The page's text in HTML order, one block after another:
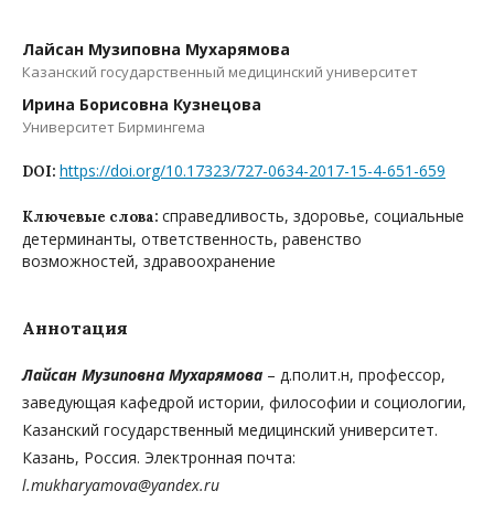
Лайсан Музиповна Мухарямова
Казанский государственный медицинский университет
Ирина Борисовна Кузнецова
Университет Бирмингема
DOI: https://doi.org/10.17323/727-0634-2017-15-4-651-659
Ключевые слова: справедливость, здоровье, социальные
детерминанты, ответственность, равенство
возможностей, здравоохранение
Аннотация
Лайсан Музиповна Мухарямова – д.полит.н, профессор,
заведующая кафедрой истории, философии и социологии,
Казанский государственный медицинский университет.
Казань, Россия. Электронная почта:
l.mukharyamova@yandex.ru